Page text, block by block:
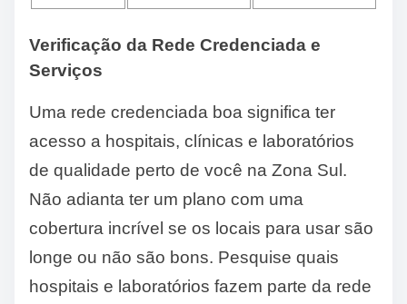
Verificação da Rede Credenciada e
Serviços
Uma rede credenciada boa significa ter
acesso a hospitais, clínicas e laboratórios
de qualidade perto de você na Zona Sul.
Não adianta ter um plano com uma
cobertura incrível se os locais para usar são
longe ou não são bons. Pesquise quais
hospitais e laboratórios fazem parte da rede